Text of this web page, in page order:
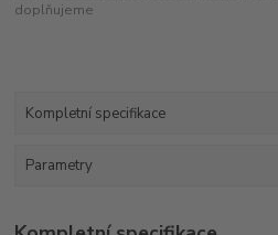
doplňujeme
Kompletní specifikace
Parametry